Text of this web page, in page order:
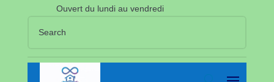
Ouvert du lundi au vendredi